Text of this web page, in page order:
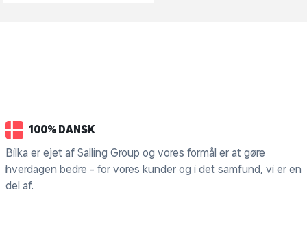
100% DANSK
Bilka er ejet af Salling Group og vores formål er at gøre
hverdagen bedre - for vores kunder og i det samfund, vi er en
del af.